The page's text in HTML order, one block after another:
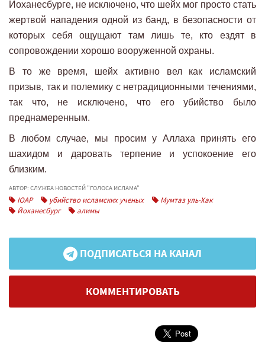
Йоханесбурге, не исключено, что шейх мог просто стать
жертвой нападения одной из банд, в безопасности от
которых себя ощущают там лишь те, кто ездят в
сопровождении хорошо вооруженной охраны.
В то же время, шейх активно вел как исламский
призыв, так и полемику с нетрадиционными течениями,
так что, не исключено, что его убийство было
преднамеренным.
В любом случае, мы просим у Аллаха принять его
шахидом и даровать терпение и успокоение его
близким.
АВТОР: СЛУЖБА НОВОСТЕЙ "ГОЛОСА ИСЛАМА"
ЮАР убийство исламских ученых
Мумтаз уль-Хак
Йоханесбург
алимы
ПОДПИСАТЬСЯ НА КАНАЛ
КОММЕНТИРОВАТЬ